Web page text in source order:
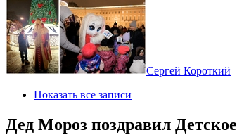
Сергей Короткий
Показать все записи
Дед Мороз поздравил